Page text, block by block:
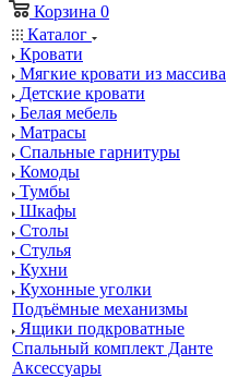
Корзина 0
Каталог
Кровати
Мягкие кровати из массива
Детские кровати
Белая мебель
Матрасы
Спальные гарнитуры
Комоды
Тумбы
Шкафы
Столы
Стулья
Кухни
Кухонные уголки
Подъёмные механизмы
Ящики подкроватные
Спальный комплект Данте
Аксессуары